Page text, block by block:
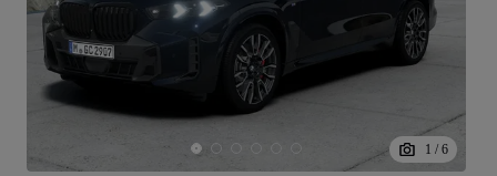
1 / 6